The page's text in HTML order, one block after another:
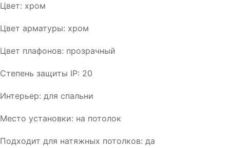
Цвет: хром
Цвет арматуры: хром
Цвет плафонов: прозрачный
Степень защиты IP: 20
Интерьер: для спальни
Место установки: на потолок
Подходит для натяжных потолков: да